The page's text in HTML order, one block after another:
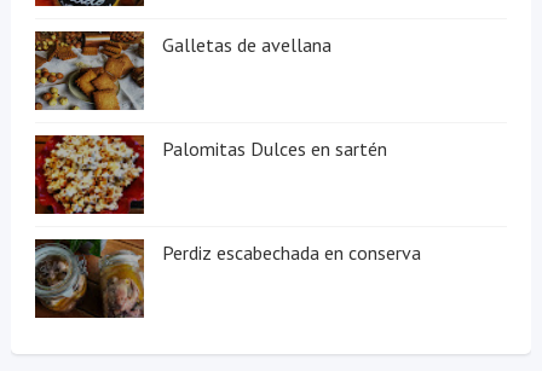
Galletas de avellana
Palomitas Dulces en sartén
Perdiz escabechada en conserva